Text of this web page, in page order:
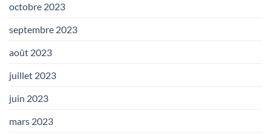
octobre 2023
septembre 2023
août 2023
juillet 2023
juin 2023
mars 2023